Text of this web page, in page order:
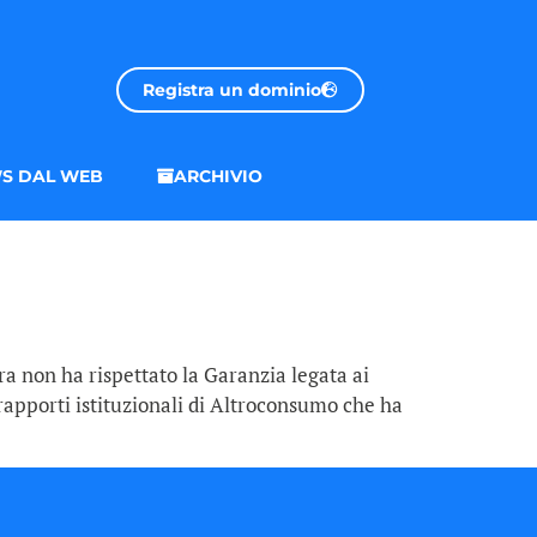
Registra un dominio
DAL WEB ARCHIVIO
non ha rispettato la Garanzia legata ai
istituzionali di Altroconsumo che ha